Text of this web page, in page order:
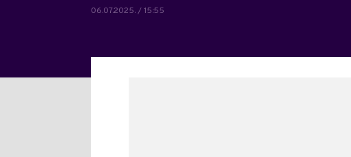
06.07.2025. / 15:55